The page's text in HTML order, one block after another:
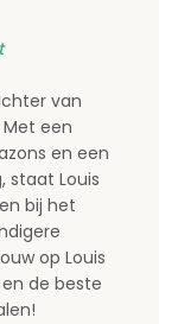
van
een
en een
staat Louis
bij het
op Louis
de beste